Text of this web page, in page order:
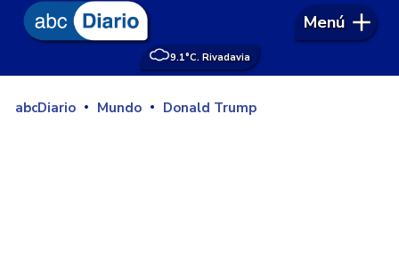
9.1°C. Rivadavia
Menú
abcDiario Mundo Donald Trump